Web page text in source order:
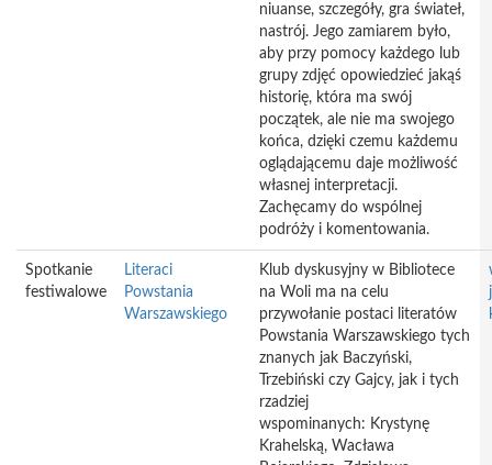
niuanse, szczegóły, gra świateł,
nastrój. Jego zamiarem było,
aby przy pomocy każdego lub
grupy zdjęć opowiedzieć jakąś
historię, która ma swój
początek, ale nie ma swojego
końca, dzięki czemu każdemu
oglądającemu daje możliwość
własnej interpretacji.
Zachęcamy do wspólnej
podróży i komentowania.
Spotkanie
festiwalowe
Literaci
Powstania
Warszawskiego
Klub dyskusyjny w Bibliotece
na Woli ma na celu
przywołanie postaci literatów
Powstania Warszawskiego tych
znanych jak Baczyński,
Trzebiński czy Gajcy, jak i tych
rzadziej
wspominanych: Krystynę
Krahelską, Wacława